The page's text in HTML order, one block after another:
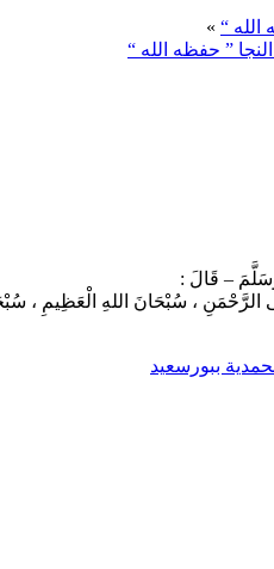
»
– قَالَ :
الرَّحْمَنِ ، سُبْحَانَ اللهِ الْعَظِيمِ ،
ببورسعيد